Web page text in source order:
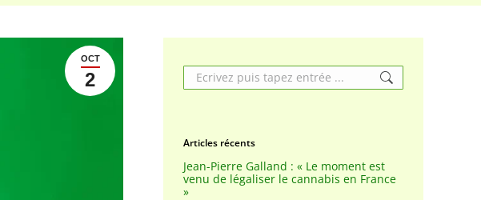
OCT
2 Search:
Articles récents
Jean-Pierre Galland : « Le moment est
venu de légaliser le cannabis en France
»